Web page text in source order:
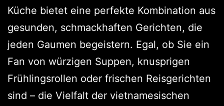
Küche bietet eine perfekte Kombination aus
gesunden, schmackhaften Gerichten, die
jeden Gaumen begeistern. Egal, ob Sie ein
Fan von würzigen Suppen, knusprigen
Frühlingsrollen oder frischen Reisgerichten
sind – die Vielfalt der vietnamesischen